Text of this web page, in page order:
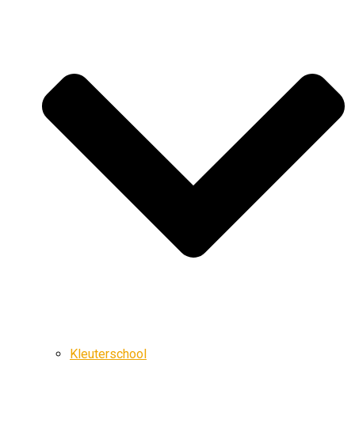
Kleuterschool